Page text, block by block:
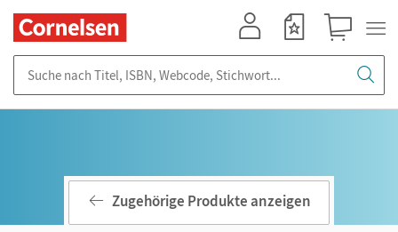
Zugehörige Produkte anzeigen